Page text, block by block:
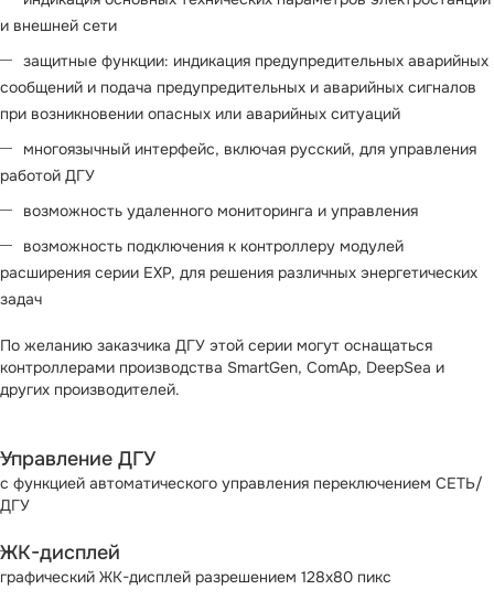
и внешней сети
защитные функции: индикация предупредительных аварийных
сообщений и подача предупредительных и аварийных сигналов
при возникновении опасных или аварийных ситуаций
многоязычный интерфейс, включая русский, для управления
работой ДГУ
возможность удаленного мониторинга и управления
возможность подключения к контроллеру модулей
расширения серии EXP, для решения различных энергетических
задач
По желанию заказчика ДГУ этой серии могут оснащаться
контроллерами производства SmartGen, ComAp, DeepSea и
других производителей.
Управление ДГУ
с функцией автоматического управления переключением СЕТЬ/
ДГУ
ЖК-дисплей
графический ЖК-дисплей разрешением 128х80 пикс